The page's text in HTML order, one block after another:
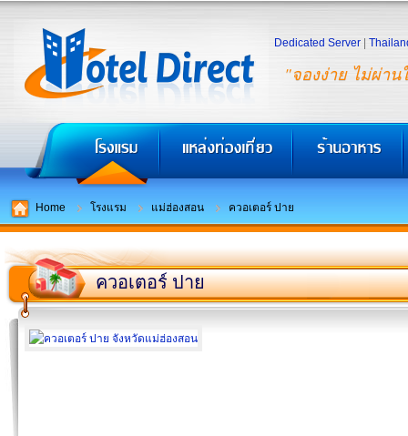
"จองง่าย ไม่ผ่าน
Dedicated Server
Home โรงแรม แม่ฮ่องสอน ควอเตอร์ ปาย
ควอเตอร์ ปาย